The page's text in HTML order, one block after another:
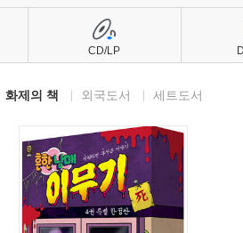
화제의 책 외국도서 세트도서
CD/LP